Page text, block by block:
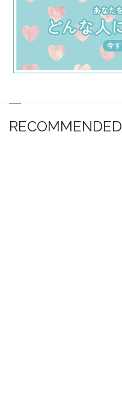
RECOMMENDED